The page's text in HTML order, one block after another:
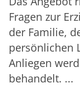
Fragen zur
der Familie,
persönlichen
Anliegen
behandelt. ...